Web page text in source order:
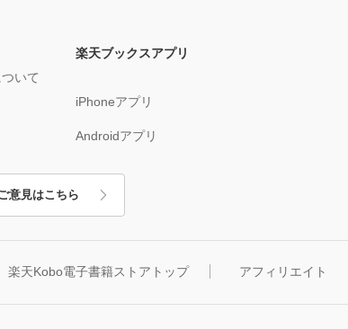
いて
楽天ブックスアプリ
iPhoneアプリ
Androidアプリ
意見はこちら
楽天Kobo電子書籍ストアトップ アフィリエイト